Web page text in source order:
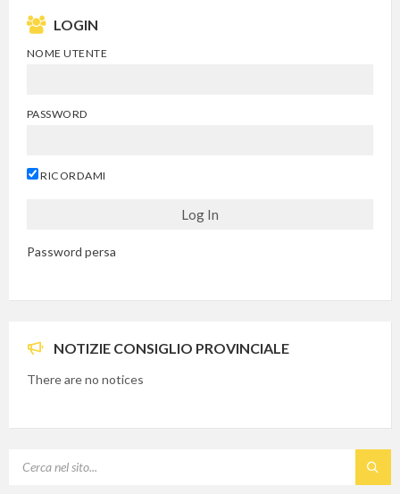
LOGIN
NOME UTENTE
PASSWORD
RICORDAMI
Password persa
NOTIZIE CONSIGLIO PROVINCIALE
There are no notices